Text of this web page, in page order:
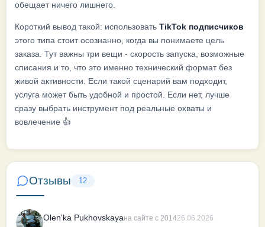
обещает ничего лишнего.
Короткий вывод такой: использовать TikTok подписчиков
этого типа стоит осознанно, когда вы понимаете цель
заказа. Тут важны три вещи - скорость запуска, возможные
списания и то, что это именно технический формат без
живой активности. Если такой сценарий вам подходит,
услуга может быть удобной и простой. Если нет, лучше
сразу выбрать инструмент под реальные охваты и
вовлечение 👍
Отзывы 12
Olen'ka Pukhovskayaна сайте с 201426.06.2026